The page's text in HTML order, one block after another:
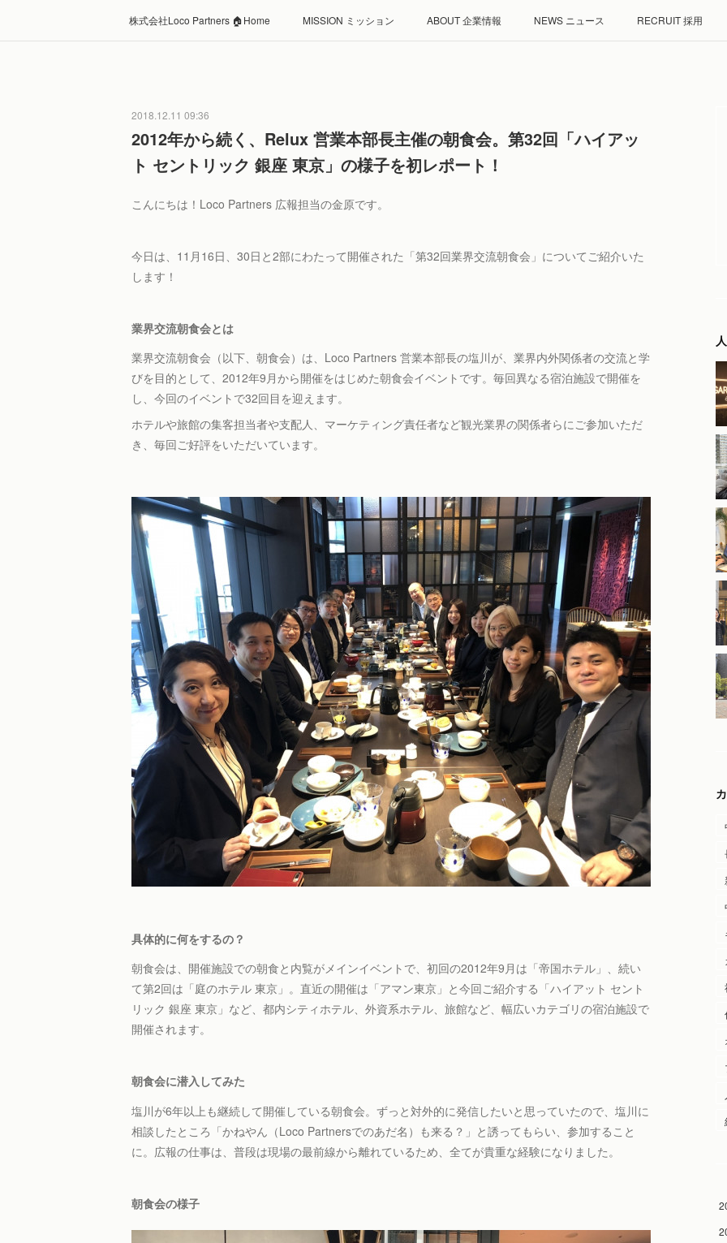
株式会社Loco Partners 🏠Home MISSION ミッション ABOUT 企業情報 NEWS ニュース RECRUIT 採用
2018.12.11 09:36
2012年から続く、Relux 営業本部長主催の朝食会。第32回「ハイアッ
ト セントリック 銀座 東京」の様子を初レポート！
こんにちは！Loco Partners 広報担当の金原です。
今日は、11月16日、30日と2部にわたって開催された「第32回業界交流朝食会」についてご紹介いた
します！
業界交流朝食会とは
業界交流朝食会（以下、朝食会）は、Loco Partners 営業本部長の塩川が、業界内外関係者の交流と学
びを目的として、2012年9月から開催をはじめた朝食会イベントです。毎回異なる宿泊施設で開催を
し、今回のイベントで32回目を迎えます。
ホテルや旅館の集客担当者や支配人、マーケティング責任者など観光業界の関係者らにご参加いただ
き、毎回ご好評をいただいています。
具体的に何をするの？
朝食会は、開催施設での朝食と内覧がメインイベントで、初回の2012年9月は「帝国ホテル」、続い
て第2回は「庭のホテル 東京」。直近の開催は「アマン東京」と今回ご紹介する「ハイアット セント
リック 銀座 東京」など、都内シティホテル、外資系ホテル、旅館など、幅広いカテゴリの宿泊施設で
開催されます。
朝食会に潜入してみた
塩川が6年以上も継続して開催している朝食会。ずっと対外的に発信したいと思っていたので、塩川に
相談したところ「かねやん（Loco Partnersでのあだ名）も来る？」と誘ってもらい、参加すること
に。広報の仕事は、普段は現場の最前線から離れているため、全てが貴重な経験になりました。
朝食会の様子